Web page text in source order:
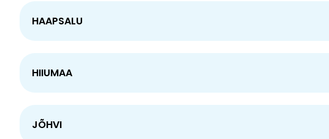
HAAPSALU
HIIUMAA
JÕHVI